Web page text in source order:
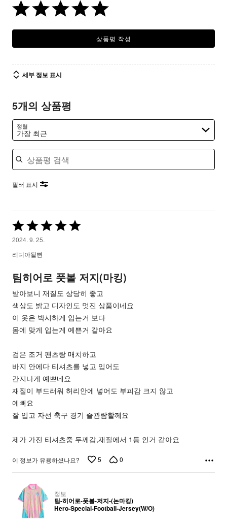
상품평 작성
세부 정보 표시
5개의 상품평
정렬
가장 최근
상품평 검색
필터 표시
5
중
평
가
됨
2024. 9. 25.
리디아될뻔
팀히어로 풋볼 저지(마킹)
받아보니 재질도 상당히 좋고
색상도 밝고 디자인도 멋진 상품이네요
이 옷은 박시하게 입는거 보다
몸에 맞게 입는게 예쁜거 같아요
검은 조거 팬츠랑 매치하고
바지 안에다 티셔츠를 넣고 입어도
간지나게 예쁘네요
재질이 부드러워 허리안에 넣어도 부피감 크지 않고
예뻐요
잘 입고 자선 축구 경기 즐관람할께요
제가 가진 티셔츠중 두께감,재질에서 1등 인거 같아요
이 정보가 유용하셨나요? 5 0
정보
팀-히어로-풋볼-저지-(논마킹)
Hero-Special-Football-Jersey(W/O)